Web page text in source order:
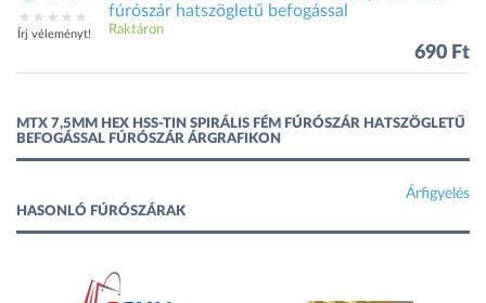
Írj véleményt!
fúrószár hatszögletű befogással
Raktáron
690 Ft
MTX 7,5MM HEX HSS-TIN SPIRÁLIS FÉM FÚRÓSZÁR HATSZÖGLETŰ
BEFOGÁSSAL FÚRÓSZÁR ÁRGRAFIKON
Árfigyelés
HASONLÓ FÚRÓSZÁRAK